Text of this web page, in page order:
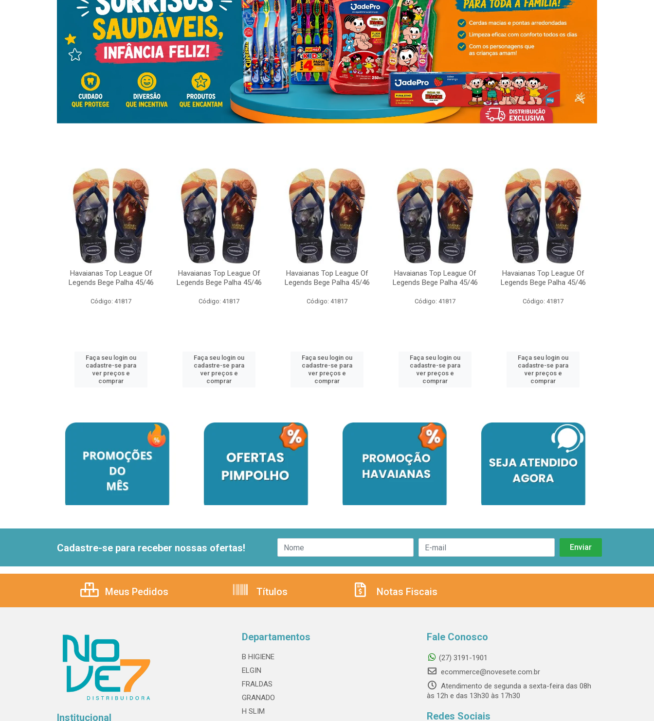
Havaianas Top League Of
Legends Bege Palha 45/46
Código: 41817
Faça seu login ou
cadastre-se para
ver preços e
comprar
Havaianas Top League Of
Legends Bege Palha 45/46
Código: 41817
Faça seu login ou
cadastre-se para
ver preços e
comprar
Havaianas Top League Of
Legends Bege Palha 45/46
Código: 41817
Faça seu login ou
cadastre-se para
ver preços e
comprar
Havaianas Top League Of
Legends Bege Palha 45/46
Código: 41817
Faça seu login ou
cadastre-se para
ver preços e
comprar
Havaianas Top League Of
Legends Bege Palha 45/46
Código: 41817
Faça seu login ou
cadastre-se para
ver preços e
comprar
Cadastre-se para receber nossas ofertas!
Meus Pedidos Títulos Notas Fiscais
Institucional
Departamentos
B HIGIENE
ELGIN
FRALDAS
GRANADO
H SLIM
Fale Conosco
(27) 3191-1901
ecommerce@novesete.com.br
Atendimento de segunda a sexta-feira das 08h
às 12h e das 13h30 às 17h30
Redes Sociais